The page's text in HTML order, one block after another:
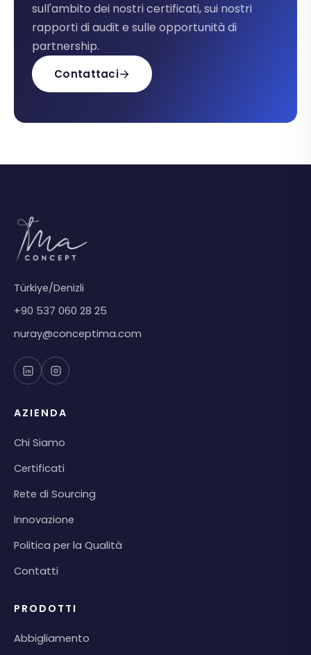
sull'ambito dei nostri certificati, sui nostri
rapporti di audit e sulle opportunità di
partnership.
Contattaci
Türkiye/Denizli
+90 537 060 28 25
nuray@conceptima.com
AZIENDA
Chi Siamo
Certificati
Rete di Sourcing
Innovazione
Politica per la Qualità
Contatti
PRODOTTI
Abbigliamento